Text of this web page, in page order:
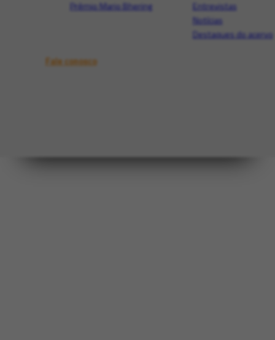
Prêmio Mario Bhering
Entrevistas
Notícias
Destaques do acervo
Fale conosco